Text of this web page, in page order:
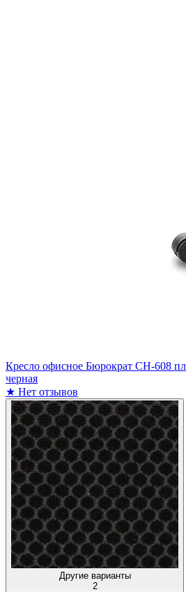
Кресло офисное Бюрократ CH-608
черная
★ Нет отзывов
Другие варианты
2